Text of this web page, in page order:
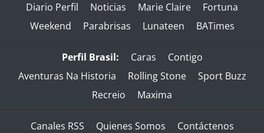
Diario Perfil Noticias Marie Claire
Fortuna
Weekend
Parabrisas Lunateen BATimes
Perfil Brasil: Caras
Contigo
Aventuras Na Historia
Rolling Stone
Sport Buzz
Recreio
Maxima
Canales RSS Quienes Somos Contáctenos